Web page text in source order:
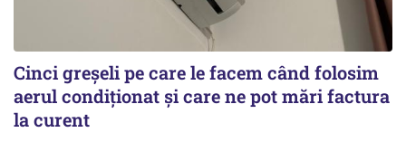
Cinci greșeli pe care le facem când folosim
aerul condiționat și care ne pot mări factura
la curent